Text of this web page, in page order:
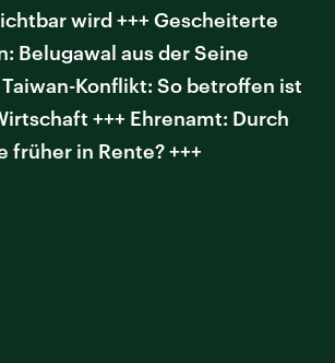
wird +++ Gescheiterte
Belugawal aus der Seine
Konflikt: So betroffen ist
+++ Ehrenamt: Durch
in Rente? +++